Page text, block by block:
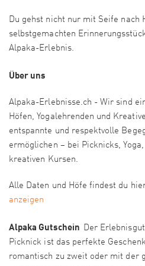
Du gehst nicht nur mit Seife nach
selbstgemachten
Alpaka-Erlebnis.
Über uns
Alpaka-Erlebnisse.ch - Wir sind
Höfen, Yogalehrenden und
entspannte und respektvolle
ermöglichen – bei Picknicks,
kreativen Kursen.
Alle Daten und Höfe findest du
anzeigen
Alpaka Gutschein Der
Picknick ist das perfekte
romantisch zu zweit oder mit der